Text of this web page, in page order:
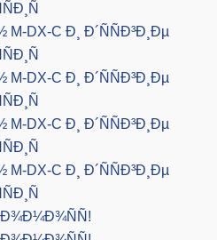
M-DX-C Ð¸ Ð´ÑÑÐ³Ð¸Ðµ
M-DX-C Ð¸ Ð´ÑÑÐ³Ð¸Ðµ
M-DX-C Ð¸ Ð´ÑÑÐ³Ð¸Ðµ
M-DX-C Ð¸ Ð´ÑÑÐ³Ð¸Ðµ